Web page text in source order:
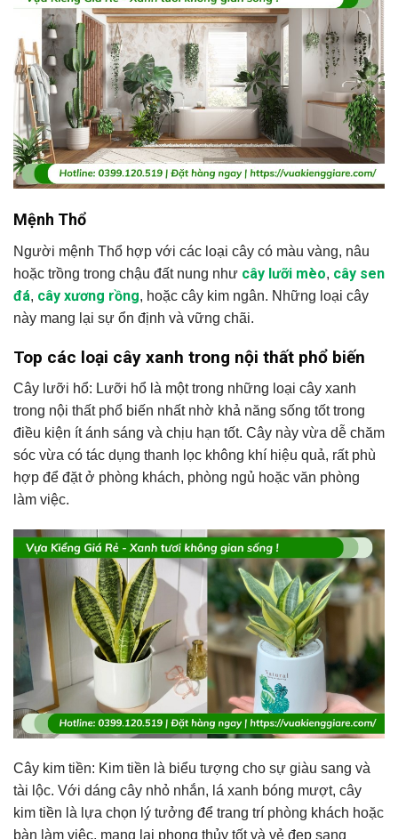
Mệnh Thổ
Người mệnh Thổ hợp với các loại cây có màu vàng, nâu
hoặc trồng trong chậu đất nung như cây lưỡi mèo, cây sen
đá, cây xương rồng, hoặc cây kim ngân. Những loại cây
này mang lại sự ổn định và vững chãi.
Top các loại cây xanh trong nội thất phổ biến
Cây lưỡi hổ: Lưỡi hổ là một trong những loại cây xanh
trong nội thất phổ biến nhất nhờ khả năng sống tốt trong
điều kiện ít ánh sáng và chịu hạn tốt. Cây này vừa dễ chăm
sóc vừa có tác dụng thanh lọc không khí hiệu quả, rất phù
hợp để đặt ở phòng khách, phòng ngủ hoặc văn phòng
làm việc.
Cây kim tiền: Kim tiền là biểu tượng cho sự giàu sang và
tài lộc. Với dáng cây nhỏ nhắn, lá xanh bóng mượt, cây
kim tiền là lựa chọn lý tưởng để trang trí phòng khách hoặc
bàn làm việc, mang lại phong thủy tốt và vẻ đẹp sang